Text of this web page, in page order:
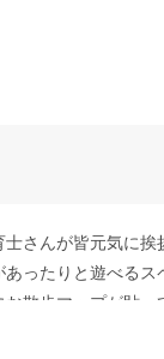
さんが皆元気に
ったりと遊べる
散歩マップが貼
い保育園を作ろう